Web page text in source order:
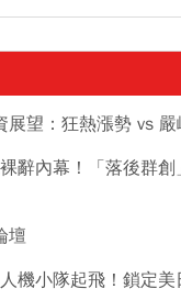
望：狂熱漲勢 vs 嚴
辭內幕！「落後群創
壇
機小隊起飛！鎖定美